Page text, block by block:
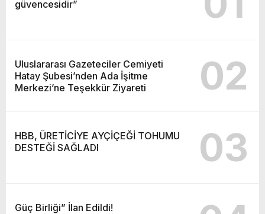
güvencesidir”
Uluslararası Gazeteciler Cemiyeti
Hatay Şubesi’nden Ada İşitme
Merkezi’ne Teşekkür Ziyareti
02
HBB, ÜRETİCİYE AYÇİÇEĞİ TOHUMU
DESTEĞİ SAĞLADI
03
Güç Birliği” İlan Edildi!